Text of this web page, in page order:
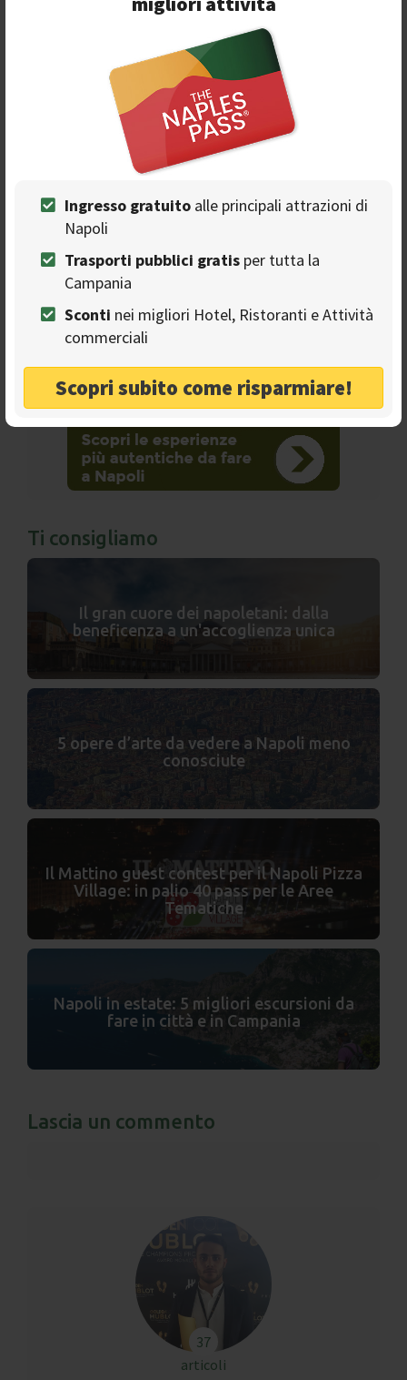
Ingresso gratuito alle principali attrazioni di
Napoli
Trasporti pubblici gratis per tutta la
Campania
Sconti nei migliori Hotel, Ristoranti e Attività
commerciali
Scopri subito come risparmiare!
Seguici sulla nostra
pagina Facebook
Ads
Ti consigliamo
Il gran cuore dei napoletani: dalla
beneficenza a un'accoglienza unica
5 opere d’arte da vedere a Napoli meno
conosciute
Il Mattino guest contest per il Napoli Pizza
Village: in palio 40 pass per le Aree
Tematiche
Napoli in estate: 5 migliori escursioni da
fare in città e in Campania
Lascia un commento
37
articoli